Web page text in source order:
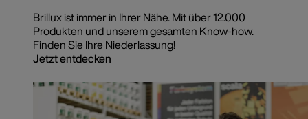
Brillux ist immer in Ihrer Nähe. Mit über 12.000
Produkten und unserem gesamten Know-how.
Finden Sie Ihre Niederlassung!
Jetzt entdecken